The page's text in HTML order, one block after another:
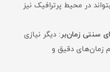
در محیط پرترافیک نیز
سنتی زمان‌بر: دیگر نیازی
زمان‌های دقیق و